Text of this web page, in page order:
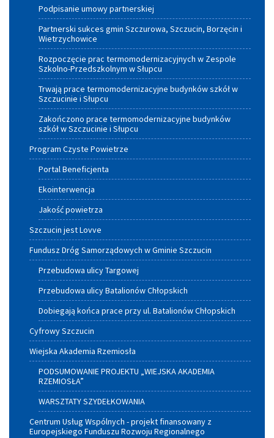
Podpisanie umowy partnerskiej
Partnerski sukces gmin Szczurowa, Szczucin, Borzęcin i
Wietrzychowice
Rozpoczęcie prac termomodernizacyjnych w Zespole
Szkolno-Przedszkolnym w Słupcu
Trwają prace termomodernizacyjne budynków szkół w
Szczucinie i Słupcu
Zakończono prace termomodernizacyjne budynków
szkół w Szczucinie i Słupcu
Program Czyste Powietrze
Portal Beneficjenta
Ekointerwencja
Jakość powietrza
Szczucin jest Lovve
Fundusz Dróg Samorządowych w Gminie Szczucin
Przebudowa ulicy Targowej
Przebudowa ulicy Batalionów Chłopskich
Dobiegają końca prace przy ul. Batalionów Chłopskich
Cyfrowy Szczucin
Wiejska Akademia Rzemiosła
PODSUMOWANIE PROJEKTU „WIEJSKA AKADEMIA
RZEMIOSŁA”
WARSZTATY SZYDEŁKOWANIA
Centrum Usług Wspólnych - projekt finansowany z
Europejskiego Funduszu Rozwoju Regionalnego